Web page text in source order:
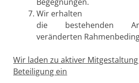
Wir erhalten
die bestehenden
veränderten
Wir laden zu aktiver
Beteiligung ein